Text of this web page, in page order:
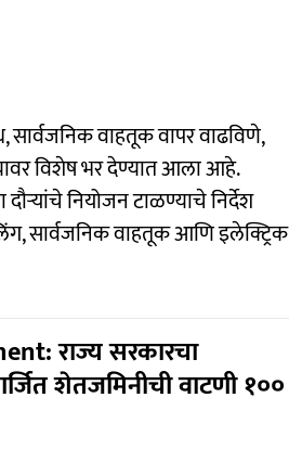
सार्वजनिक वाहतूक वापर वाढविणे,
विशेष भर देण्यात आला आहे.
नियोजन टाळण्याचे निर्देश
सार्वजनिक वाहतूक आणि इलेक्ट्रिक
राज्य सरकारचा
शेतजमिनीची वाटणी १००